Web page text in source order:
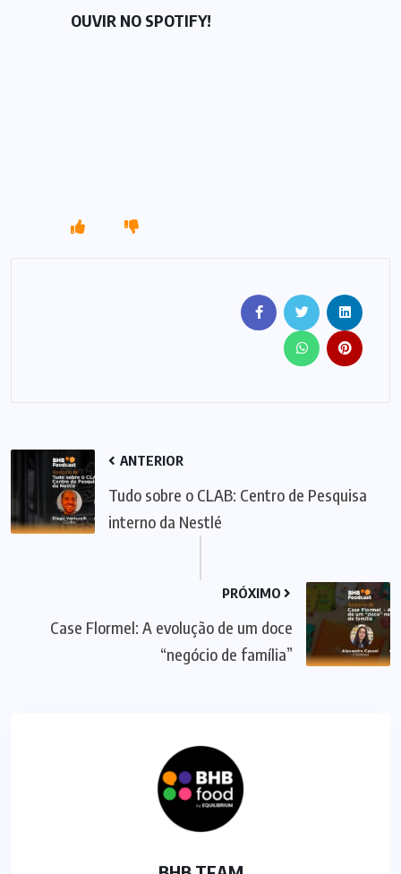
OUVIR NO SPOTIFY!
ANTERIOR
Tudo sobre o CLAB: Centro de Pesquisa
interno da Nestlé
PRÓXIMO
Case Flormel: A evolução de um doce
“negócio de família”